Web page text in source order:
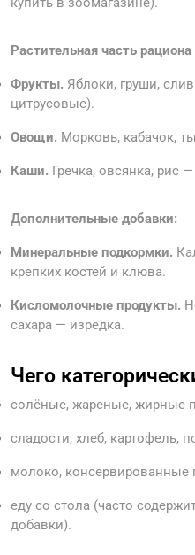
Растительная часть
Фрукты. Яблоки, груши,
цитрусовые).
Овощи. Морковь, кабачок,
Каши. Гречка, овсянка, рис
Дополнительные добавки:
Минеральные подкормки.
крепких костей и клюва.
Кисломолочные продукты.
сахара — изредка.
Чего
солёные, жареные, жирные
сладости, хлеб, картофель,
молоко, консервированные
еду со стола (часто
добавки).